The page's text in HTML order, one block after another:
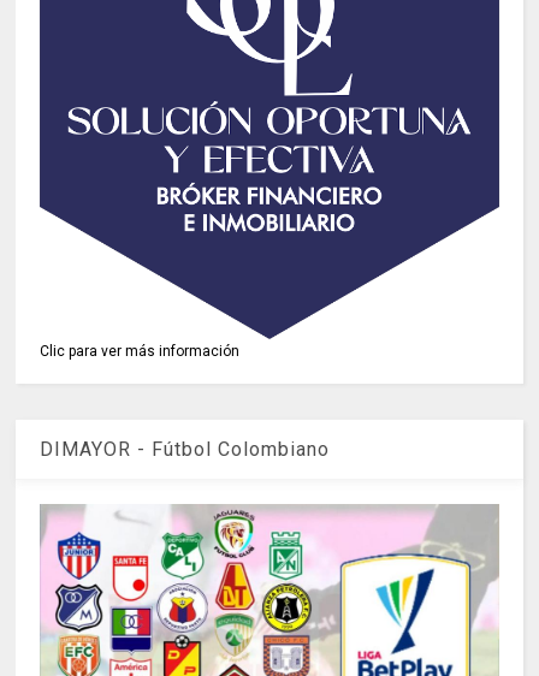
Clic para ver más información
DIMAYOR - Fútbol Colombiano